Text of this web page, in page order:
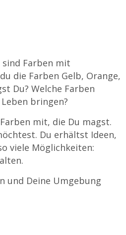
Farben mit
die Farben Gelb, Orange,
Du? Welche Farben
bringen?
mit, die Du magst.
Du erhältst Ideen,
viele Möglichkeiten:
und Deine Umgebung